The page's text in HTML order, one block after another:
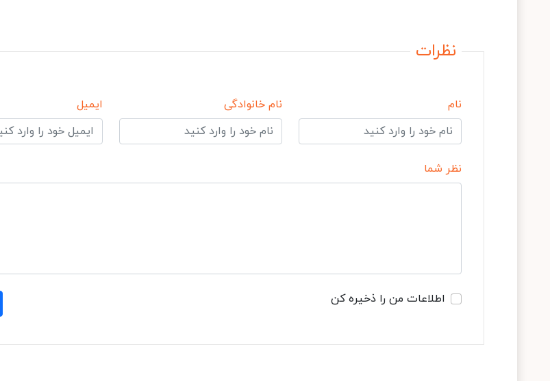
نظرات
نام نام خانوادگی ایمیل
نظر شما
اطلاعات من را ذخیره کن